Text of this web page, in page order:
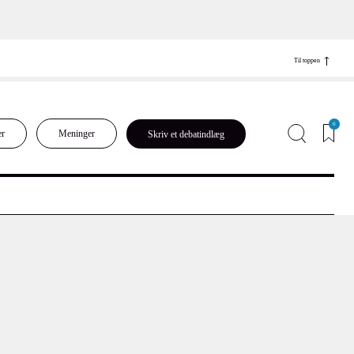
Til toppen
Meninger Skriv et debatindlæg
0